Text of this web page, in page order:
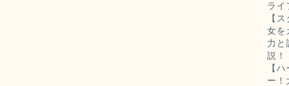
ライ
【
女を
力と
説！
【
ー！